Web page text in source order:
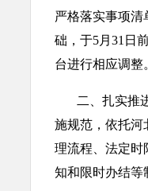
严格落实事项
础，于5月31日
台进行相应调
二、扎实推进
施规范，依托河
理流程、法定时
知和限时办结等